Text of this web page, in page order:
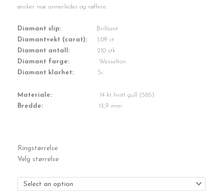
ønsker noe annerledes og røffere.
Diamant slip: Brilliant
Diamantvekt (carat): 1,09 ct
Diamant antall: 210 stk
Diamant farge:
Wesselton
Diamant klarhet:
Si
Materiale:
14 kt hvitt gull (585)
Bredde: 13,9 mm
Ringstørrelse
Velg størrelse
&
White